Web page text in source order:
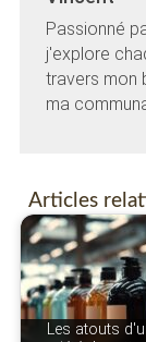
Passionné
j'explore
travers mon
ma
Articles
Les atouts